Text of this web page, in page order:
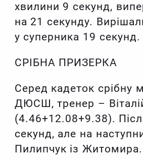
хвилини 9 секунд,
на 21 секунду.
у суперника 19 секунд.
СРІБНА ПРИЗЕРКА
Серед кадеток
ДЮСШ, тренер –
(4.46+12.08+9.38).
секунд, але на
Пилипчук із Житомира.